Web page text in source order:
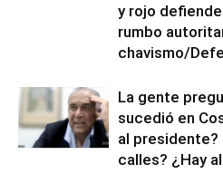
y rojo
rumbo
chavismo/
La gente
sucedió en
al presidente?
calles? ¿Hay